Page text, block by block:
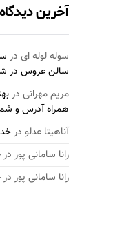
آخرین
سوله لوله ای در
سالن عروس در
مریم مهرانی در
همراه آدرس و
آناهیتا عدلو در
رانا سامانی پور در
رانا سامانی پور در